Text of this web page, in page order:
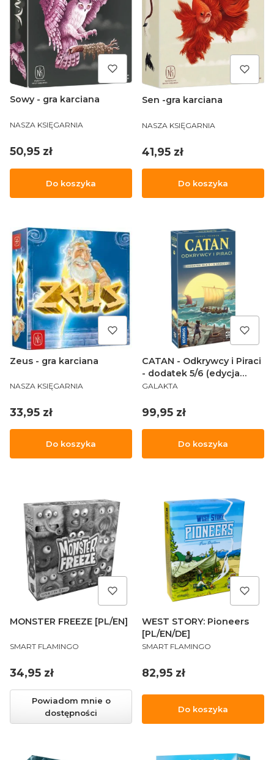
Sowy - gra karciana
PRODUCENT
NASZA KSIĘGARNIA
Cena
50,95 zł
Do koszyka
Sen -gra karciana
PRODUCENT
NASZA KSIĘGARNIA
Cena
41,95 zł
Do koszyka
Zeus - gra karciana
PRODUCENT
NASZA KSIĘGARNIA
Cena
33,95 zł
Do koszyka
CATAN - Odkrywcy i Piraci
- dodatek 5/6 (edycja
2025)
PRODUCENT
GALAKTA
Cena
99,95 zł
Do koszyka
MONSTER FREEZE [PL/EN]
PRODUCENT
SMART FLAMINGO
Cena
34,95 zł
Powiadom mnie o
dostępności
WEST STORY: Pioneers
[PL/EN/DE]
PRODUCENT
SMART FLAMINGO
Cena
82,95 zł
Do koszyka